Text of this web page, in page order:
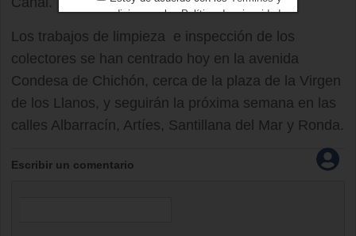
Los trabajos de limpieza e inspección de los
colectores se han centrado hoy en la avenida
Condesa de Chichón, cerca de la plaza de la Virgen
de los Llanos, y seguirán la próxima semana en las
calles Albarracín, Artíes, Santillana del Mar y Ronda.
Escribir un comentario
condicionesy losPolítica de privacidad